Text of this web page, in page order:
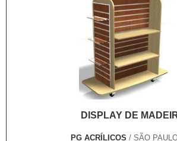
DISPLAY DE
PG ACRÍLICOS / SÃO